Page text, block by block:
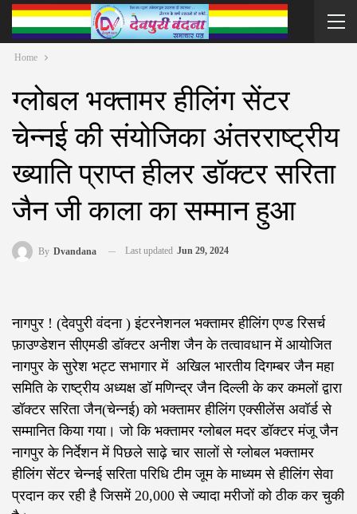
Home
ग्लोबल भक्तामर हीलिंग सेंटर
चेन्नई की संयोजिका अंतरराष्ट्रीय
ख्याति प्राप्त हीलर डॉक्टर सरिता
जैन जी काला का सम्मान हुआ
By Dvandana Last updated Jun 29, 2024
नागपुर ! (देवपुरी वंदना ) इंटरनेशनल भक्तामर हीलिंग एण्ड रिसर्च
फ़ाउण्डेशन सीएमडी डॉक्टर अनीश जैन के तत्वावधान में आयोजित
नागपुर के सुरेश भट्ट सभागार में अखिल भारतीय दिगम्बर जैन महा
समिति के राष्ट्रीय अध्यक्ष डॉ मणिन्द्र जैन दिल्ली के कर कमलों द्वारा
डॉक्टर सरिता जैन(चेन्नई) को भक्तामर हीलिंग एक्सीलेंस अवॉर्ड से
सम्मानित किया गया। जो कि भक्तामर ग्लोबल मदर डॉक्टर मंजू जैन
नागपुर के निर्देशन में पिछले साढ़े चार सालों से ग्लोबल भक्तामर
हीलिंग सेंटर चेन्नई सरिता परिधि टीम जूम के माध्यम से हीलिंग सेवा
प्रदान कर रही है जिसमें 20,000 से ज्यादा मरीजों को ठीक कर चुकी